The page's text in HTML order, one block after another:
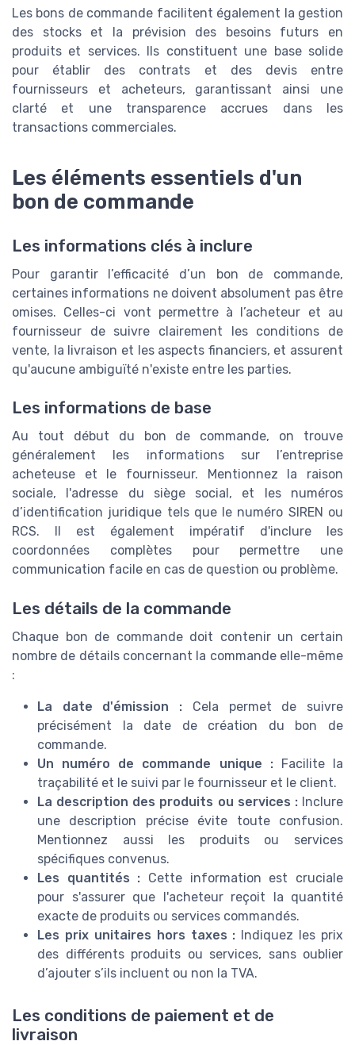
Les bons de commande facilitent également la gestion
des stocks et la prévision des besoins futurs en
produits et services. Ils constituent une base solide
pour établir des contrats et des devis entre
fournisseurs et acheteurs, garantissant ainsi une
clarté et une transparence accrues dans les
transactions commerciales.
Les éléments essentiels d'un
bon de commande
Les informations clés à inclure
Pour garantir l’efficacité d’un bon de commande,
certaines informations ne doivent absolument pas être
omises. Celles-ci vont permettre à l’acheteur et au
fournisseur de suivre clairement les conditions de
vente, la livraison et les aspects financiers, et assurent
qu'aucune ambiguïté n'existe entre les parties.
Les informations de base
Au tout début du bon de commande, on trouve
généralement les informations sur l’entreprise
acheteuse et le fournisseur. Mentionnez la raison
sociale, l'adresse du siège social, et les numéros
d’identification juridique tels que le numéro SIREN ou
RCS. Il est également impératif d'inclure les
coordonnées complètes pour permettre une
communication facile en cas de question ou problème.
Les détails de la commande
Chaque bon de commande doit contenir un certain
nombre de détails concernant la commande elle-même
:
La date d'émission : Cela permet de suivre
précisément la date de création du bon de
commande.
Un numéro de commande unique :Facilite la
traçabilité et le suivi par le fournisseur et le client.
La description des produits ou services :Inclure
une description précise évite toute confusion.
Mentionnez aussi les produits ou services
spécifiques convenus.
Les quantités : Cette information est cruciale
pour s'assurer que l'acheteur reçoit la quantité
exacte de produits ou services commandés.
Les prix unitaires hors taxes : Indiquez les prix
des différents produits ou services, sans oublier
d’ajouter s’ils incluent ou non la TVA.
Les conditions de paiement et de
livraison